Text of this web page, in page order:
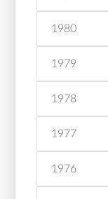
1980
1979
1978
1977
1976